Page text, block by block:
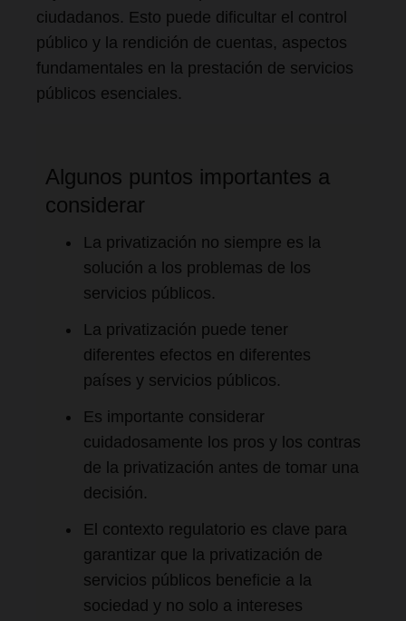
ciudadanos. Esto puede dificultar el control
público y la rendición de cuentas, aspectos
fundamentales en la prestación de servicios
públicos esenciales.
Algunos puntos importantes a
considerar
La privatización no siempre es la
solución a los problemas de los
servicios públicos.
La privatización puede tener
diferentes efectos en diferentes
países y servicios públicos.
Es importante considerar
cuidadosamente los pros y los contras
de la privatización antes de tomar una
decisión.
El contexto regulatorio es clave para
garantizar que la privatización de
servicios públicos beneficie a la
sociedad y no solo a intereses